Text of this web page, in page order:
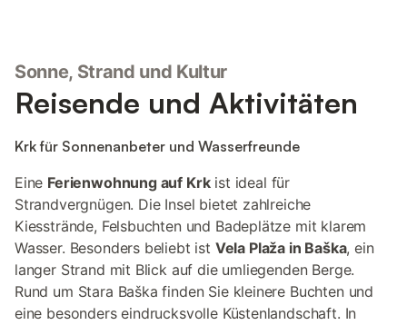
Sonne, Strand und Kultur
Reisende und Aktivitäten
Krk für Sonnenanbeter und Wasserfreunde
Eine Ferienwohnung auf Krkist ideal für
Strandvergnügen. Die Insel bietet zahlreiche
Kiesstrände, Felsbuchten und Badeplätze mit klarem
Wasser. Besonders beliebt ist Vela Plaža in Baška, ein
langer Strand mit Blick auf die umliegenden Berge.
Rund um Stara Baška finden Sie kleinere Buchten und
eine besonders eindrucksvolle Küstenlandschaft. In